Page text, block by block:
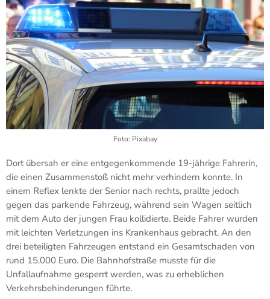
Foto: Pixabay
Dort übersah er eine entgegenkommende 19-jährige Fahrerin,
die einen Zusammenstoß nicht mehr verhindern konnte. In
einem Reflex lenkte der Senior nach rechts, prallte jedoch
gegen das parkende Fahrzeug, während sein Wagen seitlich
mit dem Auto der jungen Frau kollidierte. Beide Fahrer wurden
mit leichten Verletzungen ins Krankenhaus gebracht. An den
drei beteiligten Fahrzeugen entstand ein Gesamtschaden von
rund 15.000 Euro. Die Bahnhofstraße musste für die
Unfallaufnahme gesperrt werden, was zu erheblichen
Verkehrsbehinderungen führte.